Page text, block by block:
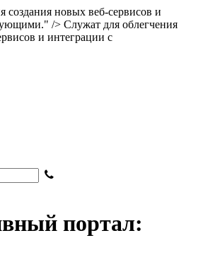
создания новых веб-сервисов и
/> Cлужат для облегчения
и интеграции с
портал: